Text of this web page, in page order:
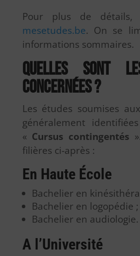
Pour plus de
mesetudes.be. On se
informations sommaires.
Quelles sont
concernées ?
Les études soumises
généralement
« Cursus contingentés
filières ci-après :
En Haute École
Bachelier en
Bachelier en logopédie ;
Bachelier en audiologie.
A l’Université